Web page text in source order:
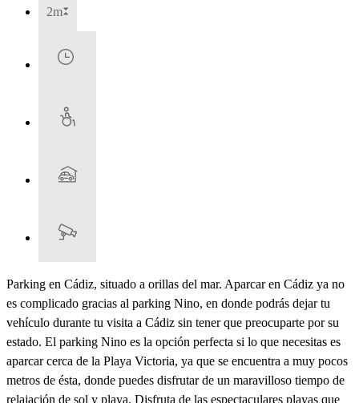
2m
Parking en Cádiz, situado a orillas del mar. Aparcar en Cádiz ya no
es complicado gracias al parking Nino, en donde podrás dejar tu
vehículo durante tu visita a Cádiz sin tener que preocuparte por su
estado. El parking Nino es la opción perfecta si lo que necesitas es
aparcar cerca de la Playa Victoria, ya que se encuentra a muy pocos
metros de ésta, donde puedes disfrutar de un maravilloso tiempo de
relajación de sol y playa. Disfruta de las espectaculares playas que